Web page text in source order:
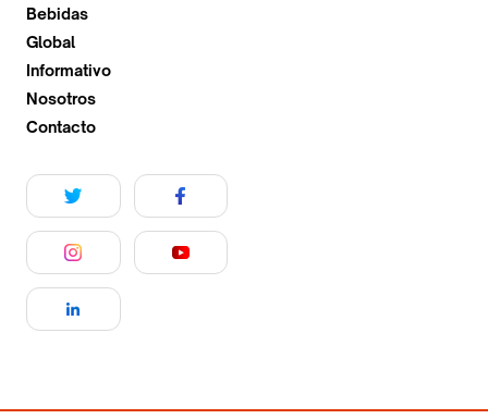
Bebidas
Global
Informativo
Nosotros
Contacto